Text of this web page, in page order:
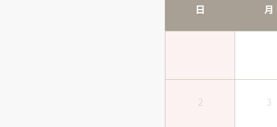
日 月
2 3